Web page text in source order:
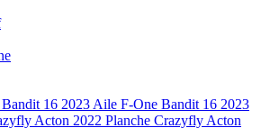
Aile F-One Bandit 16 2023
Planche Crazyfly Acton